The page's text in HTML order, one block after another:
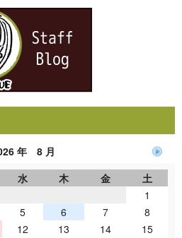
年 8 月
水 木 金
土
1
5 6 7
8
12 13 14
15